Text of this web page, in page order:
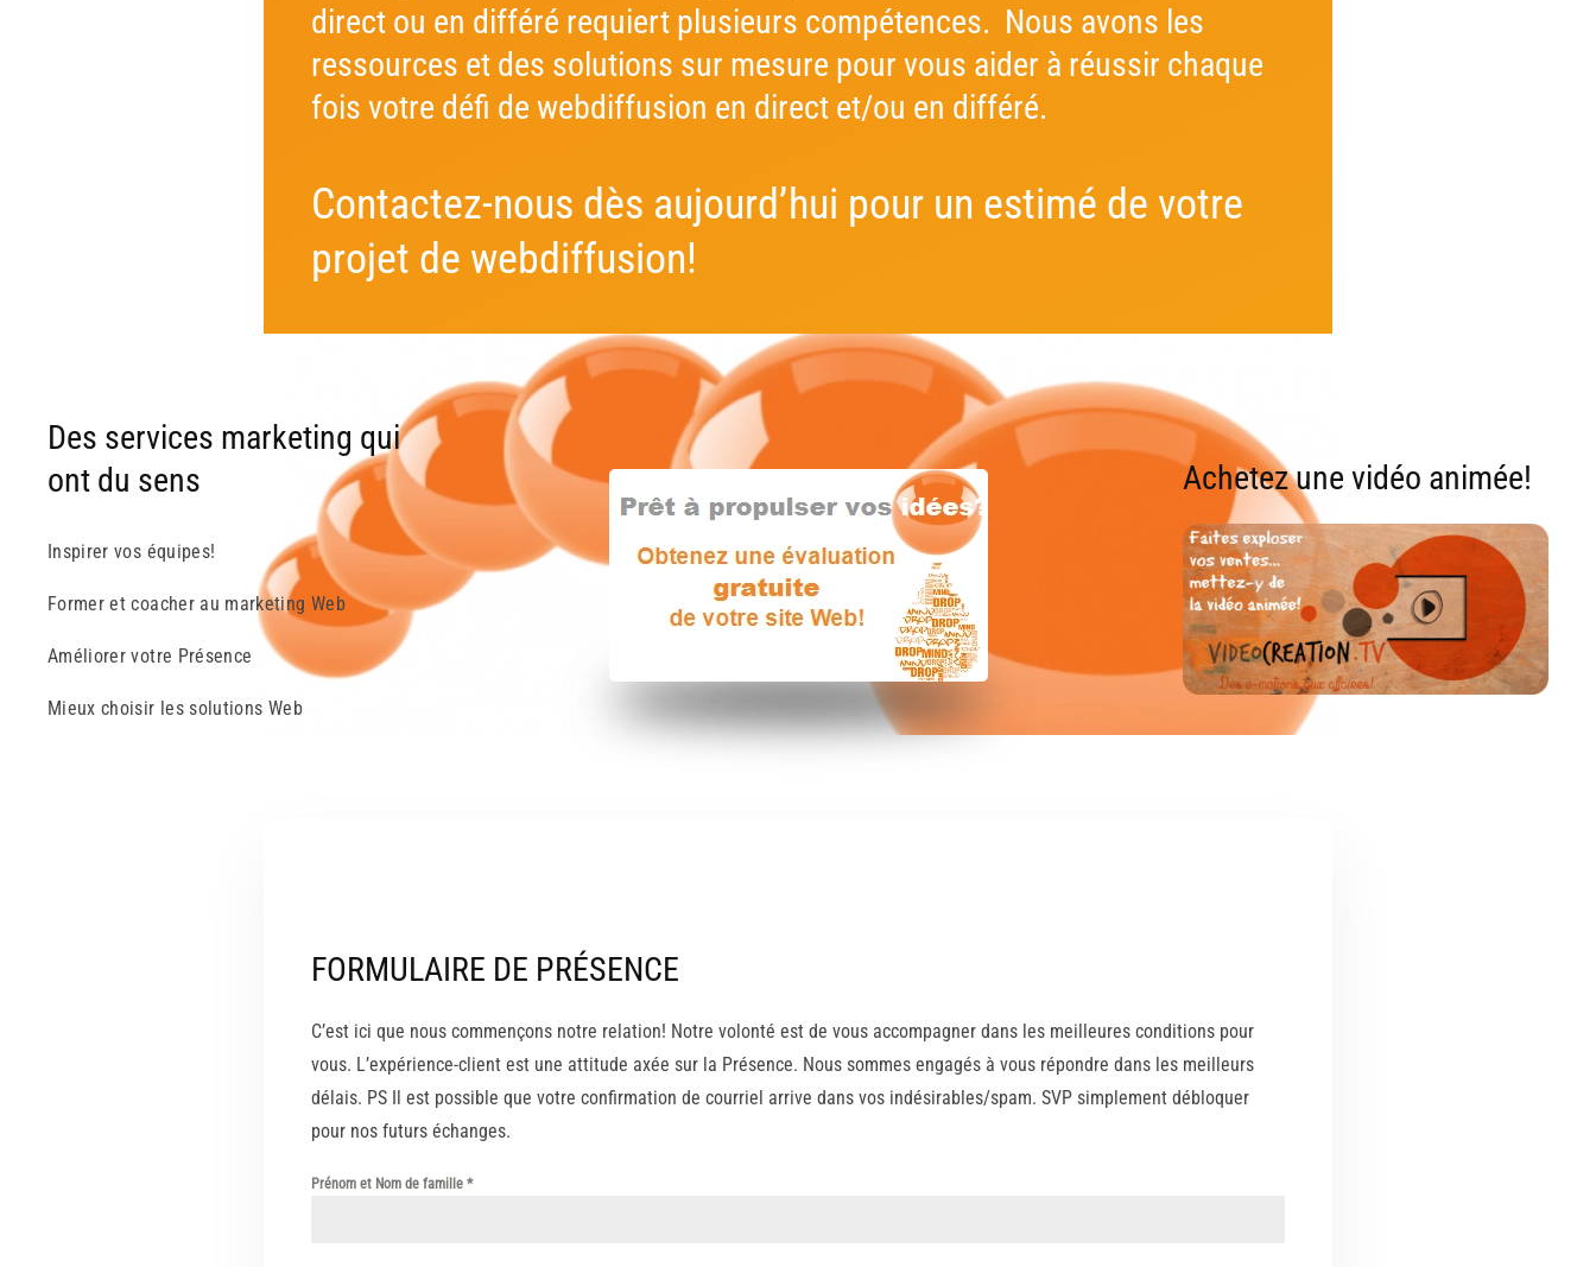
direct ou en différé requiert plusieurs compétences. Nous avons les
ressources et des solutions sur mesure pour vous aider à réussir chaque
fois votre défi de webdiffusion en direct et/ou en différé.
Contactez-nous dès aujourd’hui pour un estimé de votre
projet de webdiffusion!
Des services marketing qui
ont du sens
Inspirer vos équipes!
Former et coacher au marketing Web
Améliorer votre Présence
Mieux choisir les solutions Web
Achetez une vidéo animée!
FORMULAIRE DE PRÉSENCE
C’est ici que nous commençons notre relation! Notre volonté est de vous accompagner dans les meilleures conditions pour
vous. L’expérience-client est une attitude axée sur la Présence. Nous sommes engagés à vous répondre dans les meilleurs
délais. PS Il est possible que votre confirmation de courriel arrive dans vos indésirables/spam. SVP simplement débloquer
pour nos futurs échanges.
Prénom et Nom de famille *